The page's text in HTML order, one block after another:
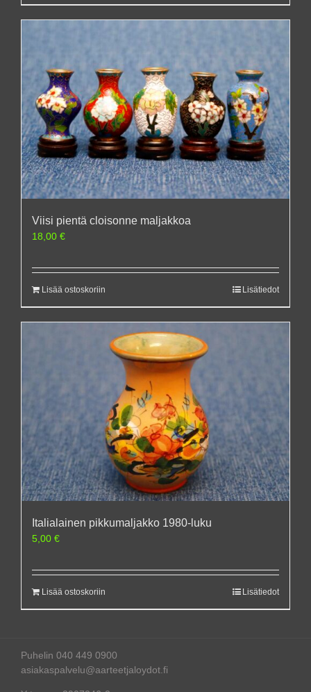
Viisi pientä cloisonne maljakkoa
18,00 €
Lisää ostoskoriin Lisätiedot
Italialainen pikkumaljakko 1980-luku
5,00 €
Lisää ostoskoriin Lisätiedot
Puhelin 040 449 0900
asiakaspalvelu@aarteetjaloydot.fi